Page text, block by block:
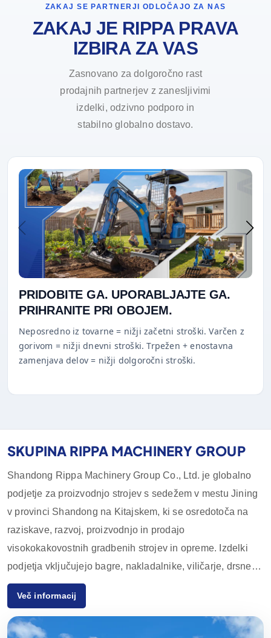
ZAKAJ SE PARTNERJI ODLOČAJO ZA NAS
ZAKAJ JE RIPPA PRAVA
IZBIRA ZA VAS
Zasnovano za dolgoročno rast
prodajnih partnerjev z zanesljivimi
izdelki, odzivno podporo in
stabilno globalno dostavo.
PRIDOBITE GA. UPORABLJAJTE GA.
PRIHRANITE PRI OBOJEM.
Neposredno iz tovarne = nižji začetni stroški. Varčen z
gorivom = nižji dnevni stroški. Trpežen + enostavna
zamenjava delov = nižji dolgoročni stroški.
SKUPINA RIPPA MACHINERY GROUP
Shandong Rippa Machinery Group Co., Ltd. je globalno
podjetje za proizvodnjo strojev s sedežem v mestu Jining
v provinci Shandong na Kitajskem, ki se osredotoča na
raziskave, razvoj, proizvodnjo in prodajo
visokokakovostnih gradbenih strojev in opreme. Izdelki
podjetja vključujejo bagre, nakladalnike, viličarje, drsne
nakladalnike in njihovo dodatno opremo, ki se pogosto
uporabljajo v kmetijstvu, gradbeništvu, rudarstvu in drugih
panogah. Zaradi inovativnih zmogljivosti na področju
Več informacij